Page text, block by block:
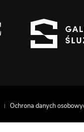
Ochrona danych